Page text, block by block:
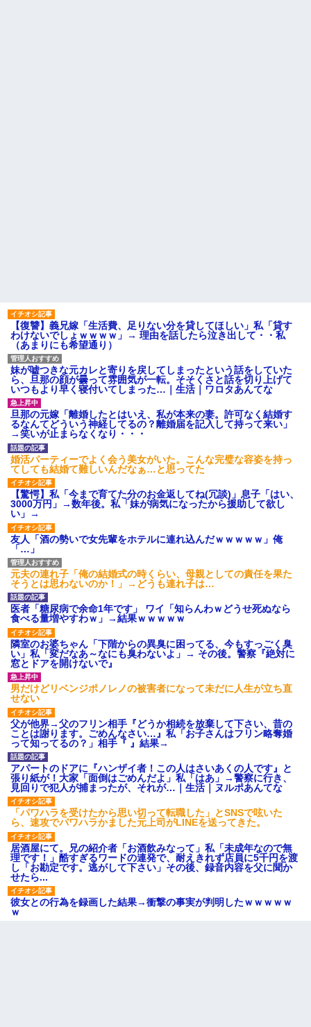
私「ちょっと、人の家の金庫
触らないでよ！」キチママ『そ
こに金庫があったから、開けて
みようとしただけ☆』義兄「泥
は出てけ！二度と来るな！」結
果・・・
私「初めて飲む味だけどなん
のお茶？」彼「ちっ！」私「」
【GIF】JSのカンチョーワロ
タ
後続車にクラクションを鳴ら
され彼氏が逆切れ。「何クラク
ション鳴らしてんだ！降りてこ
いよ！」と怒鳴りだし...
【衝撃】報酬100万円超の治験
募集がこちらｗｗｗｗｗ(※画像
あり)
【ネット騒然】惨殺されたタ
ワマン頂き女子のこの動画、す
げえええええｗｗｗｗｗｗｗｗ
ｗｗｗ
【愕然】白のクラウン俺氏、
高速道路左車線を制限速度で走
った結果wwwwwwwwwwww
百年の恋12-899 食べた量を
張り合ってくる
【悲報】佐藤輝明・・・２軍
でも盛大にやらかす←あまり悲
しませないでくれ
【復讐】義兄嫁「生活費、足りない分を貸してほしい」私「貸す
わけないでしょｗｗｗｗ」→ 理由を話したら泣き出して・・私
（あまりにも希望通り）
妹が嘘つきな元カレと寄りを戻してしまったという話をしていた
ら、旦那の顔が曇って雰囲気が一転。そそくさと話を切り上げて
いつもより早く寝付いてしまった…｜生活｜ワロタあんてな
旦那の元嫁「離婚したとはいえ、私が本来の妻。許可なく結婚す
るなんてどういう神経してるの？離婚届を記入して持って来い」
→笑いが止まらなくなり・・・
婚活パーティーでよく会う美女がいた。こんな完璧な容姿を持っ
てしても結婚て難しいんだなぁ…と思ってた
【驚愕】私「今まで育てた分のお金返してね(冗談)」息子「はい、
3000万円」→数年後。私「妹が病気になったから援助して欲し
い」→
友人「酒の勢いで女先輩をホテルに連れ込んだｗｗｗｗｗ」俺
「…」
元夫の連れ子「俺の結婚式の時くらい、母親としての責任を果た
そうとは思わないのか！」→どうも連れ子は…
医者「糖尿病で余命1年です」 ワイ「知らんわｗどうせ死ぬなら
食べる量増やすわｗ」→結果ｗｗｗｗｗ
隣室のお婆ちゃん「下階からの異臭に困ってる、今もすっごく臭
い」私「変だなあ～なにも臭わないよ」→ その後。警察『絶対に
窓とドアを開けないで』
男だけどリベンジポノレノの被害者になって未だに人生が立ち直
せない
父が他界→父のフリン相手『どうか相続を放棄して下さい、昔の
ことは謝ります。ごめんなさい…』私「お子さんはフリン略奪婚
って知ってるの？」相手『 』結果→
アパートのドアに『ハンザイ者！この人はさいあくの人です』と
張り紙が！大家「面倒はごめんだよ」私「はあ」→警察に行き、
見回りで犯人が捕まったが、それが…｜生活｜ヌルポあんてな
「パワハラを受けたから思い切って転職した」とSNSで呟いた
ら、速攻でパワハラかました元上司がLINEを送ってきた。
居酒屋にて。兄の紹介者「お酒飲みなって」私「未成年なので無
理です！」酷すぎるワードの連発で、耐えきれず店員に5千円を渡
し「お勘定です。逃がして下さい」その後、録音内容を父に聞か
せたら...
彼女との行為を録画した結果→衝撃の事実が判明したｗｗｗｗｗ
ｗ